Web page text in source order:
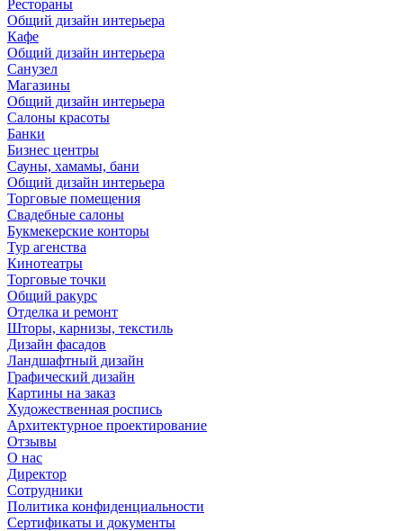
Рестораны
Общий дизайн интерьера
Кафе
Общий дизайн интерьера
Санузел
Магазины
Общий дизайн интерьера
Салоны красоты
Банки
Бизнес центры
Сауны, хамамы, бани
Общий дизайн интерьера
Торговые помещения
Свадебные салоны
Букмекерские конторы
Тур агенства
Кинотеатры
Торговые точки
Общий ракурс
Отделка и ремонт
Шторы, карнизы, текстиль
Дизайн фасадов
Ландшафтный дизайн
Графический дизайн
Картины на заказ
Художественная роспись
Архитектурное проектирование
Отзывы
О нас
Директор
Сотрудники
Политика конфиденциальности
Сертификаты и документы